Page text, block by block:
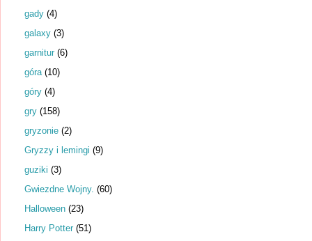
gady (4)
galaxy (3)
garnitur (6)
góra (10)
góry (4)
gry (158)
gryzonie (2)
Gryzzy i lemingi (9)
guziki (3)
Gwiezdne Wojny. (60)
Halloween (23)
Harry Potter (51)